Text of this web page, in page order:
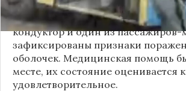
По предварительным данным,
кондуктор и один из
зафиксированы признаки
оболочек. Медицинская помощь
месте, их состояние оценивается
удовлетворительное.